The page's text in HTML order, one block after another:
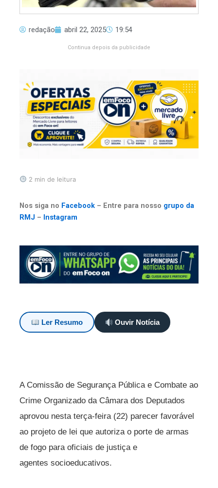
redação abril 22, 2025 19:54
Continua depois da publicidade
2 min de leitura
Nos siga no Facebook – Entre para nosso grupo da
RMJ – Instagram
Ler Resumo Ouvir Notícia
A Comissão de Segurança Pública e Combate ao
Crime Organizado da Câmara dos Deputados
aprovou nesta terça-feira (22) parecer favorável
ao projeto de lei que autoriza o porte de armas
de fogo para oficiais de justiça e
agentes socioeducativos.